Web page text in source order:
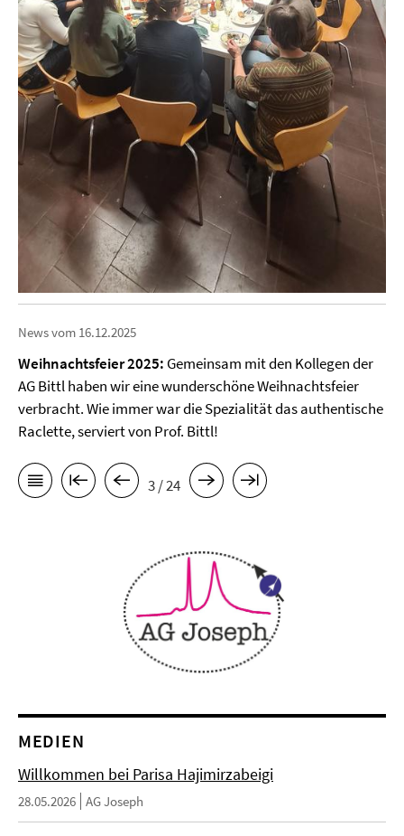
News vom 16.12.2025
Weihnachtsfeier 2025: Gemeinsam mit den Kollegen der
AG Bittl haben wir eine wunderschöne Weihnachtsfeier
verbracht. Wie immer war die Spezialität das authentische
Raclette, serviert von Prof. Bittl!
3 / 24
MEDIEN
Willkommen bei Parisa Hajimirzabeigi
28.05.2026 AG Joseph